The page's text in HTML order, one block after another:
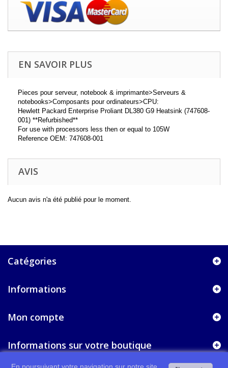
EN SAVOIR PLUS
Pieces pour serveur, notebook & imprimante>Serveurs &
notebooks>Composants pour ordinateurs>CPU:
Hewlett Packard Enterprise Proliant DL380 G9 Heatsink (747608-
001) **Refurbished**
For use with processors less then or equal to 105W
Reference OEM: 747608-001
AVIS
Aucun avis n'a été publié pour le moment.
Catégories
Informations
Mon compte
Informations sur votre boutique